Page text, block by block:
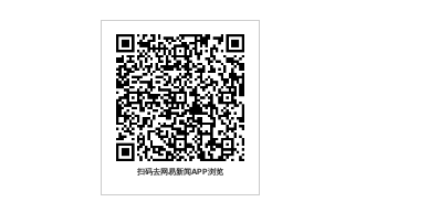
扫码去网易新闻APP浏览